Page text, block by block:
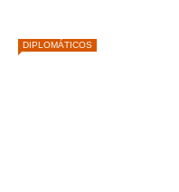
DIPLOMÁTICOS